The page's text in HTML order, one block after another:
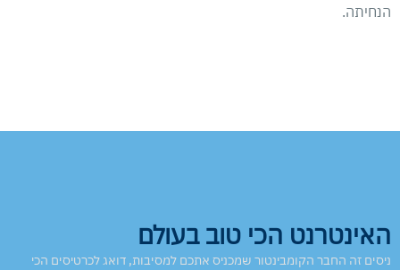
הנחיתה.
האינטרנט הכי טוב בעולם
ניסים זה החבר הקומבינטור שמכניס אתכם למסיבות, דואג לכרטיסים הכי